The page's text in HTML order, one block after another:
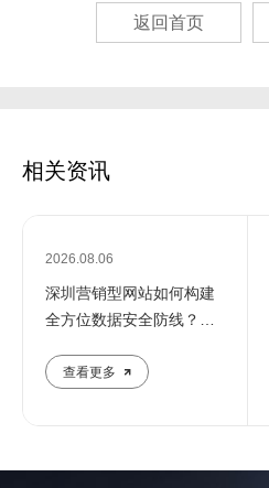
返回首页
相关资讯
2026.08.06
深圳营销型网站如何构建
全方位数据安全防线？专
查看更多